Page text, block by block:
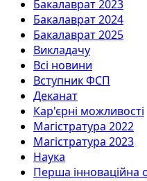
Бакалаврат 2023
Бакалаврат 2024
Бакалаврат 2025
Викладачу
Всі новини
Вступник ФСП
Деканат
Кар'єрні можливості
Магістратура 2022
Магістратура 2023
Наука
Перша інноваційна